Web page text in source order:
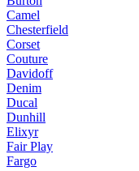
Camel
Chesterfield
Corset
Couture
Davidoff
Denim
Ducal
Dunhill
Elixyr
Fair Play
Fargo